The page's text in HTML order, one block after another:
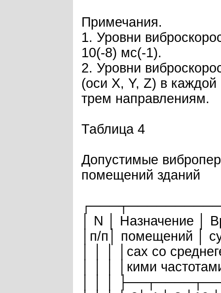
Примечания.
1. Уровни
10(-8) мс(-1).
2. Уровни
(оси X, Y, Z) в
трем направлениям.
Таблица 4
Допустимые
помещений зданий
│ N │ Назначение │
│п/п│ помещений │
│ │ │ │сах со
│ │ │ │кими
│ │ │